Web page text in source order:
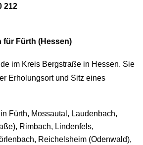
212
für Fürth (Hessen)
im Kreis Bergstraße in Hessen. Sie
Erholungsort und Sitz eines
Fürth, Mossautal, Laudenbach,
Rimbach, Lindenfels,
Reichelsheim (Odenwald),